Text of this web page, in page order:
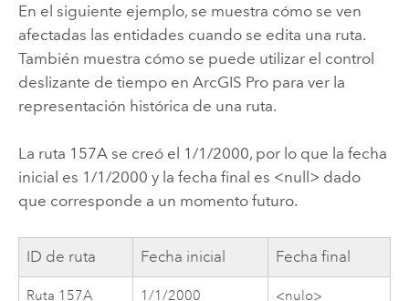
En el siguiente ejemplo, se muestra cómo se ven
afectadas las entidades cuando se edita una ruta.
También muestra cómo se puede utilizar el control
deslizante de tiempo en ArcGIS Propara ver la
representación histórica de una ruta.
La ruta 157A se creó el 1/1/2000, por lo que la fecha
inicial es 1/1/2000 y la fecha final es <null> dado
que corresponde a un momento futuro.
ID de ruta Fecha inicial Fecha final
Ruta 157A 1/1/2000 <nulo>